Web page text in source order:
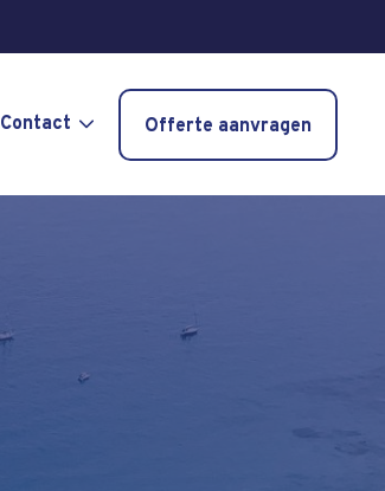
Contact Offerte aanvragen